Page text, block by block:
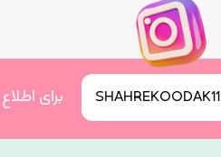
SHAHREKOODAK11 برای